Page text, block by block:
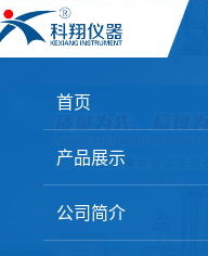
首页
产品展示
焦炭高温性能检测系统
公司简介